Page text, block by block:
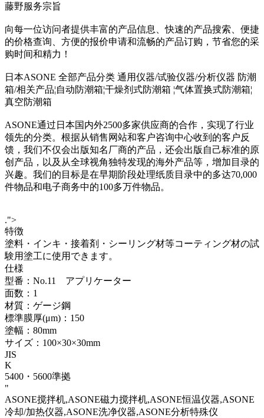
藤野服务宗旨
向每一位访问者提供丰富的产品信息、快速的产品搜索、便捷
的价格查询、方便的报价申请和流畅的产品订购，节省您的采
购时间和精力！
日本ASONE 全部产品分类 通用仪器/试验仪器/分析仪器 防潮
箱/相关产品¦自动防潮箱¦干燥剂式防潮箱 ¦气体置换式防潮箱¦
真空防潮箱
ASONE通过日本国内外2500多家供应商的合作，实现了行业
领先的分类。根据从销售网站和客户咨询中心收到的客户反
馈，我们不仅会出版知名厂商的产品，还会出版自己标准的原
创产品，以及从全球视角独特发现的海外产品等，增加目录的
兴趣。我们的目标是在早期阶段处理纸质目录中的多达70,000
件物品和电子商务中的100多万件物品。
.">
特徴
塗料・インキ・接着剤・シーリング材等コーティング材の試
験用塗工に使用できます。
仕様
型番：No.11 アプリケーター
面数：1
材質：ゲージ鋼
標準膜厚(μm)：150
塗幅：80mm
サイズ：100×30×30mm
JIS
K
5400・5600準拠
"
ASONE搅拌机,ASONE磁力搅拌机,ASONE恒温仪器,ASONE
冷却/加热仪器,ASONE洗净仪器,ASONE分析特殊仪